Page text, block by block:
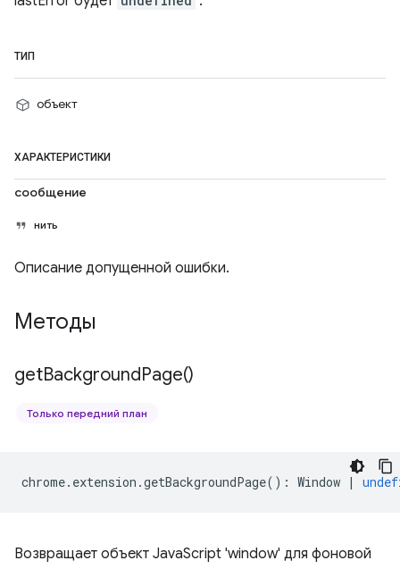
ТИП
объект
ХАРАКТЕРИСТИКИ
сообщение
нить
Описание допущенной ошибки.
Методы
getBackgroundPage()
Только передний план
chrome. extension .getBackgroundPage() : Window |
Возвращает объект JavaScript 'window' для фоновой